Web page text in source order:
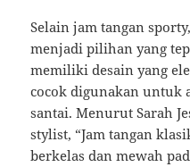
Selain jam tangan
menjadi pilihan yang
memiliki desain yang
cocok digunakan untuk
santai. Menurut Sarah
stylist, “Jam tangan
berkelas dan mewah